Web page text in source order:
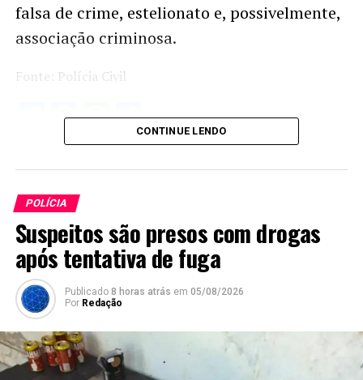
falsa de crime, estelionato e, possivelmente,
associação criminosa.
Fonte: Polícia Civil
Twitter
Facebook
WhatsApp
Share
CONTINUE LENDO
POLÍCIA
Suspeitos são presos com drogas
após tentativa de fuga
Publicado 8 horas atrás em 05/08/2026
Por Redação